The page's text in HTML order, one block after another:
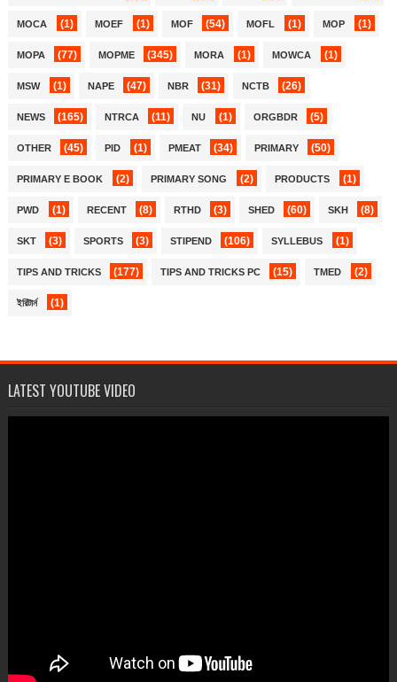
MOCA (1) MOEF (1) MOF (54) MOFL (1) MOP (1)
MOPA (77) MOPME (345) MORA (1) MOWCA (1)
MSW (1) NAPE (47) NBR (31) NCTB (26)
NEWS (165) NTRCA (11) NU (1) ORGBDR (5)
OTHER (45) PID (1) PMEAT (34) PRIMARY (50)
PRIMARY E BOOK (2) PRIMARY SONG (2) PRODUCTS (1)
PWD (1) RECENT (8) RTHD (3) SHED (60) SKH (8)
SKT (3) SPORTS (3) STIPEND (106) SYLLEBUS (1)
TIPS AND TRICKS (177) TIPS AND TRICKS PC (15) TMED (2)
ইরিটার্ন (1)
LATEST YOUTUBE VIDEO